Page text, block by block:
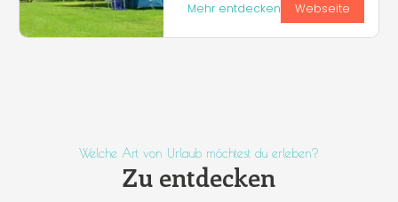
Mehr entdecken Webseite
Welche Art von Urlaub möchtest du erleben?
Zu entdecken